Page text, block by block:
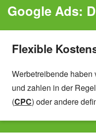
Google Ads:
Flexible
Werbetreibende
und zahlen in der
(CPC) oder andere